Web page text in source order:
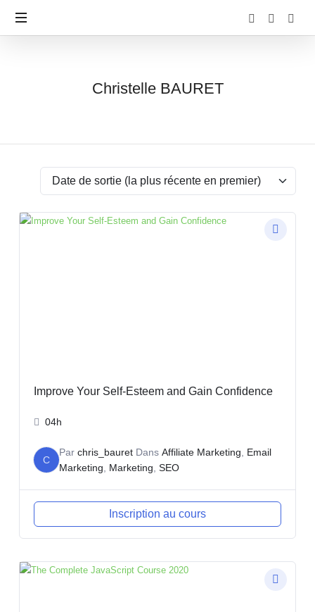
Christelle
Christelle BAURET
Improve Your Self-Esteem and Gain Confidence
04h
C
Par chris_bauretDans Affiliate Marketing, Email
Marketing, Marketing, SEO
Inscription au cours